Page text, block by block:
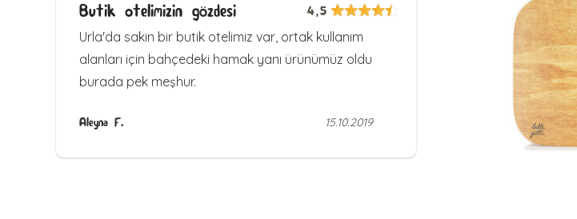
Butik otelimizin gözdesi 4,5
Urla'da sakin bir butik otelimiz var, ortak kullanım
alanları için bahçedeki hamak yanı ürünümüz oldu
burada pek meşhur.
Aleyna F. 15.10.2019